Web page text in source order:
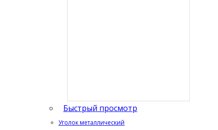
Быстрый просмотр
Уголок металлический